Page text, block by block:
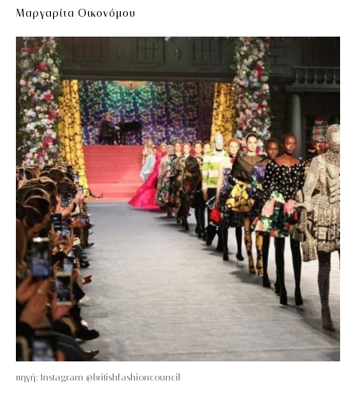
Μαργαρίτα Οικονόμου
πηγή: Instagram @britishfashioncouncil